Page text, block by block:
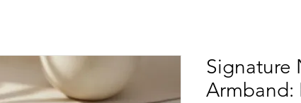
Signature
Armband: